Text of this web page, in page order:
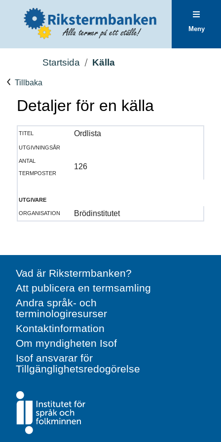
Meny
Startsida Källa
Tillbaka
Detaljer för en källa
titel
Ordlista
utgivningsår
antal
termposter
126
utgivare
organisation
Brödinstitutet
Vad är Rikstermbanken?
Att publicera en termsamling
Andra språk- och
terminologiresurser
Kontaktinformation
Om myndigheten Isof
Isof ansvarar för
Tillgänglighetsredogörelse